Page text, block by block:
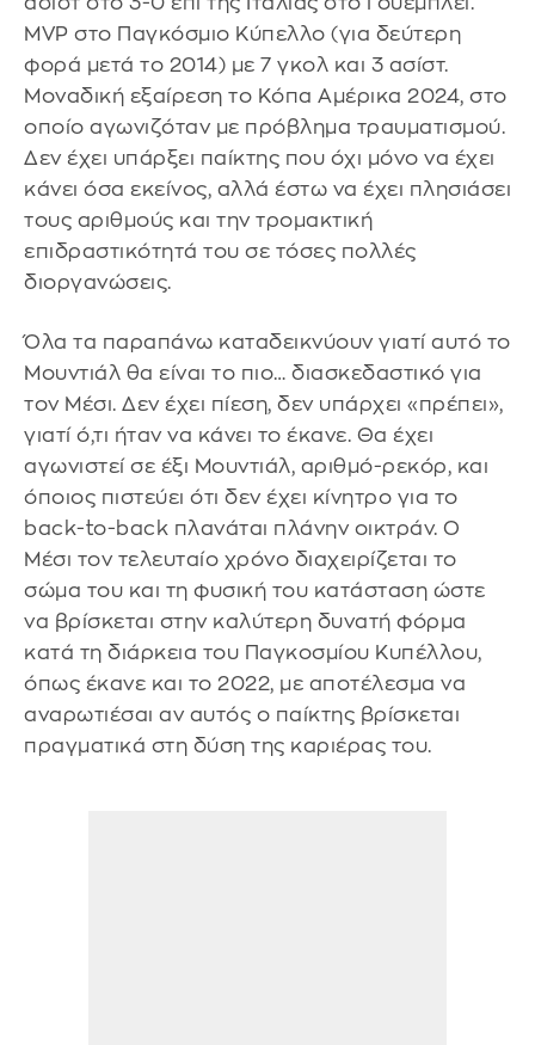
MVP στο Παγκόσμιο Κύπελλο (για δεύτερη
φορά μετά το 2014) με 7 γκολ και 3 ασίστ.
Μοναδική εξαίρεση το Κόπα Αμέρικα 2024, στο
οποίο αγωνιζόταν με πρόβλημα τραυματισμού.
Δεν έχει υπάρξει παίκτης που όχι μόνο να έχει
κάνει όσα εκείνος, αλλά έστω να έχει πλησιάσει
τους αριθμούς και την τρομακτική
επιδραστικότητά του σε τόσες πολλές
διοργανώσεις.
Όλα τα παραπάνω καταδεικνύουν γιατί αυτό το
Μουντιάλ θα είναι το πιο… διασκεδαστικό για
τον Μέσι. Δεν έχει πίεση, δεν υπάρχει «πρέπει»,
γιατί ό,τι ήταν να κάνει το έκανε. Θα έχει
αγωνιστεί σε έξι Μουντιάλ, αριθμό-ρεκόρ, και
όποιος πιστεύει ότι δεν έχει κίνητρο για το
back-to-back πλανάται πλάνην οικτράν. Ο
Μέσι τον τελευταίο χρόνο διαχειρίζεται το
σώμα του και τη φυσική του κατάσταση ώστε
να βρίσκεται στην καλύτερη δυνατή φόρμα
κατά τη διάρκεια του Παγκοσμίου Κυπέλλου,
όπως έκανε και το 2022, με αποτέλεσμα να
αναρωτιέσαι αν αυτός ο παίκτης βρίσκεται
πραγματικά στη δύση της καριέρας του.